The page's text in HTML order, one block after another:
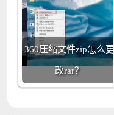
360压缩文件zip怎么更
改rar？